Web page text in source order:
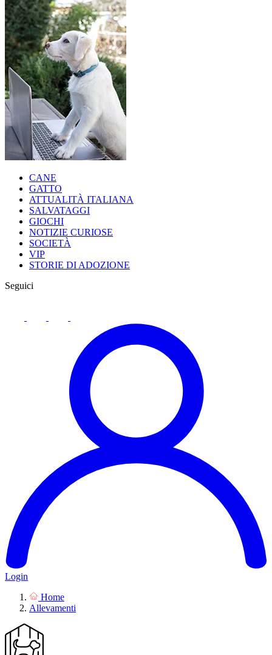
CANE
GATTO
ATTUALITÀ ITALIANA
SALVATAGGI
GIOCHI
NOTIZIE CURIOSE
SOCIETÀ
VIP
STORIE DI ADOZIONE
Seguici
Login
Home
Allevamenti